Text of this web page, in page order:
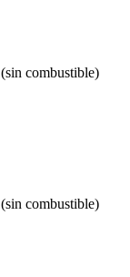
combustible)
combustible)